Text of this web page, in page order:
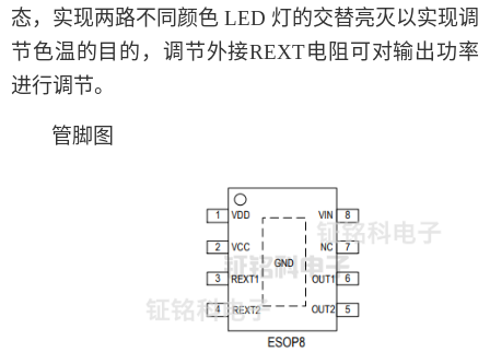
态，实现两路不同颜色 LED 灯的交替亮灭以实现调
节色温的目的，调节外接REXT电阻可对输出功率
进行调节。
管脚图